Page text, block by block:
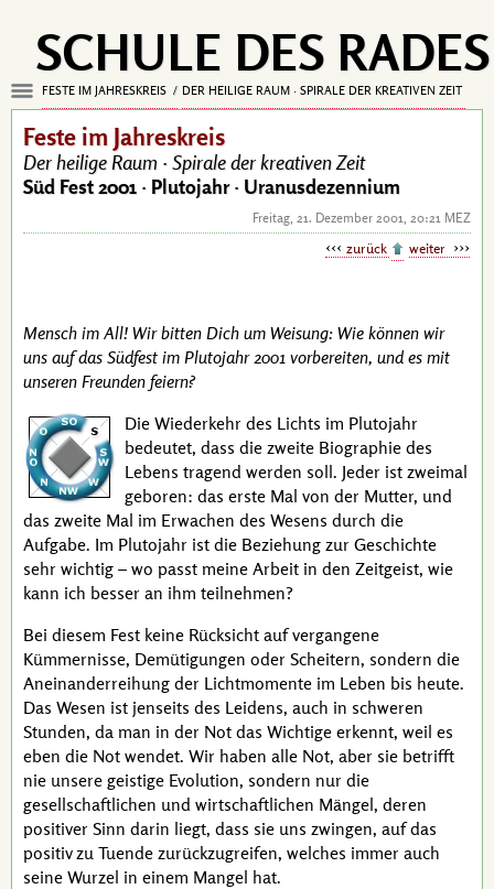
SCHULE DES RADES
FESTE IM JAHRESKREIS DER HEILIGE RAUM · SPIRALE DER KREATIVEN ZEIT
Feste im Jahreskreis
Der heilige Raum · Spirale der kreativen Zeit
Süd Fest 2001 · Plutojahr · Uranusdezennium
Freitag, 21. Dezember 2001, 20:21 MEZ
zurück weiter
Mensch im All! Wir bitten Dich um Weisung: Wie können wir
uns auf das Südfest im Plutojahr 2001 vorbereiten, und es mit
unseren Freunden feiern?
Die Wiederkehr des Lichts im Plutojahr
bedeutet, dass die zweite Biographie des
Lebens tragend werden soll. Jeder ist zweimal
geboren: das erste Mal von der Mutter, und
das zweite Mal im Erwachen des Wesens durch die
Aufgabe. Im Plutojahr ist die Beziehung zur Geschichte
sehr wichtig – wo passt meine Arbeit in den Zeitgeist, wie
kann ich besser an ihm teilnehmen?
Bei diesem Fest keine Rücksicht auf vergangene
Kümmernisse, Demütigungen oder Scheitern, sondern die
Aneinanderreihung der Lichtmomente im Leben bis heute.
Das Wesen ist jenseits des Leidens, auch in schweren
Stunden, da man in der Not das Wichtige erkennt, weil es
eben die Not wendet. Wir haben alle Not, aber sie betrifft
nie unsere geistige Evolution, sondern nur die
gesellschaftlichen und wirtschaftlichen Mängel, deren
positiver Sinn darin liegt, dass sie uns zwingen, auf das
positiv zu Tuende zurückzugreifen, welches immer auch
seine Wurzel in einem Mangel hat.